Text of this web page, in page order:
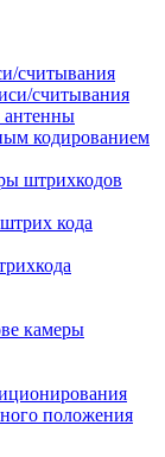
считывания
считывания
антенны
кодированием
штрихкодов
кода
камеры
положения